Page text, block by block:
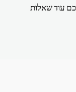
עוד שאלות